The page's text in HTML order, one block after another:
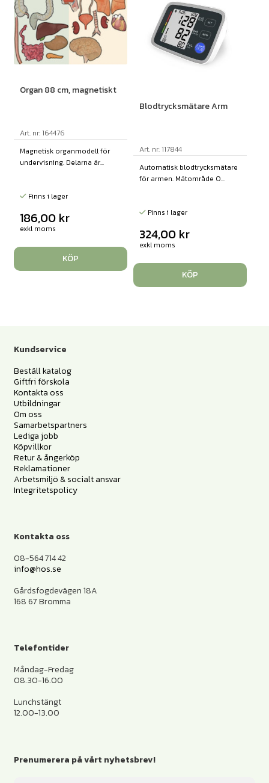
Organ 88 cm, magnetiskt
Art. nr: 164476
Magnetisk organmodell för
undervisning. Delarna är...
Finns i lager
186,00 kr
exkl moms
KÖP
Blodtrycksmätare Arm
Art. nr: 117844
Automatisk blodtrycksmätare
för armen. Mätområde 0...
Finns i lager
324,00 kr
exkl moms
KÖP
Kundservice
Beställ katalog
Giftfri förskola
Kontakta oss
Utbildningar
Om oss
Samarbetspartners
Lediga jobb
Köpvillkor
Retur & ångerköp
Reklamationer
Arbetsmiljö & socialt ansvar
Integritetspolicy
Kontakta oss
08-564 714 42
info@hos.se
Gårdsfogdevägen 18A
168 67 Bromma
Telefontider
Måndag-Fredag
08.30-16.00
Lunchstängt
12.00-13.00
Prenumerera på vårt nyhetsbrev!